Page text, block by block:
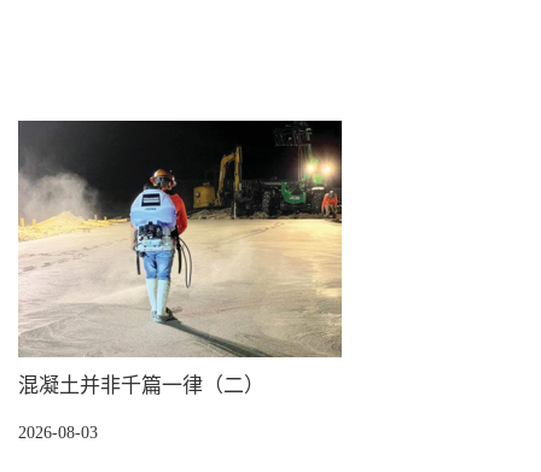
混凝土并非千篇一律（二）
2026-08-03